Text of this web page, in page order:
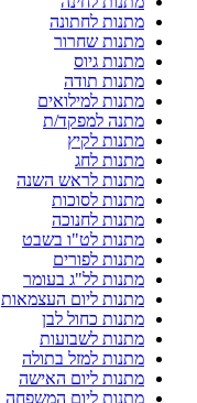
מתנות לחתונה
מתנות שחרור
מתנות גיוס
מתנות תודה
מתנות למילואים
מתנה למפקד/ת
מתנות לקיץ
מתנות לחג
מתנות לראש השנה
מתנות לסוכות
מתנות לחנוכה
מתנות לט"ו בשבט
מתנות לפורים
מתנות לל"ג בעומר
מתנות ליום העצמאות
מתנות כחול לבן
מתנות לשבועות
מתנות למזל בתולה
מתנות ליום האישה
מתנות ליום המשפחה